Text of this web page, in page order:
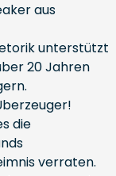
aus
unterstützt
20 Jahren
die
verraten.